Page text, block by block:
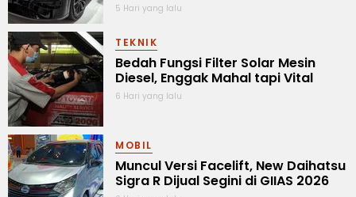
5 Hari yang lalu
TEKNIK
Bedah Fungsi Filter Solar Mesin
Diesel, Enggak Mahal tapi Vital
6 Hari yang lalu
MOBIL
Muncul Versi Facelift, New Daihatsu
Sigra R Dijual Segini di GIIAS 2026